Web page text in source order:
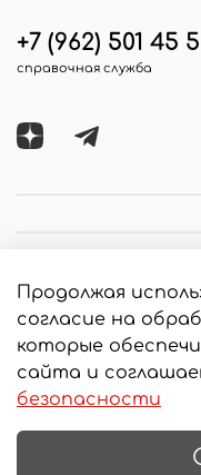
+7 (962) 501 45
справочная служба
© 2020 Любое
письменного
Интернет-магазин
Продолжая
согласие на
которые
сайта и
безопасности